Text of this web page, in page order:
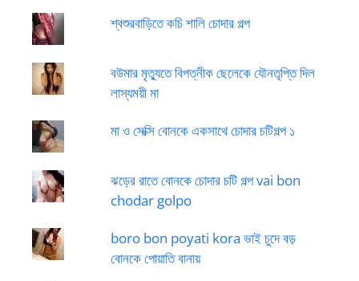
শ্বশুরবাড়িতে কচি শালি চোদার গল্প
বউমার মৃত্যুতে বিপত্নীক ছেলেকে যৌনতৃপ্তি দিল
লাস্যময়ী মা
মা ও সেক্সি বোনকে একসাথে চোদার চটিগল্প ১
ঝড়ের রাতে বোনকে চোদার চটি গল্প vai bon
chodar golpo
boro bon poyati kora ভাই চুদে বড়
বোনকে পোয়াতি বানায়